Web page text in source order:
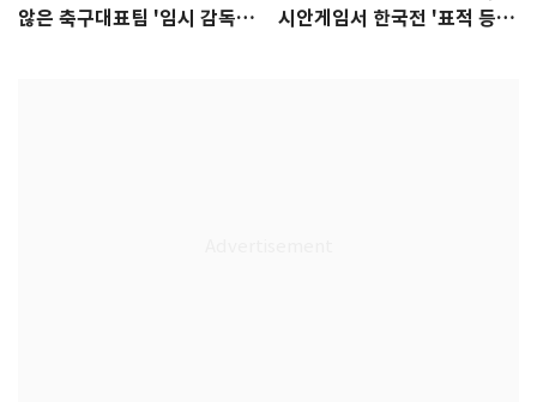
않은 축구대표팀 '임시 감독'
시안게임서 한국전 '표적 등